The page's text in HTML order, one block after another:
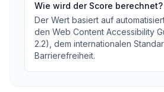
Wie wird der Score berechnet?
Der Wert basiert auf
den Web Content Accessibility
2.2), dem internationalen
Barrierefreiheit.